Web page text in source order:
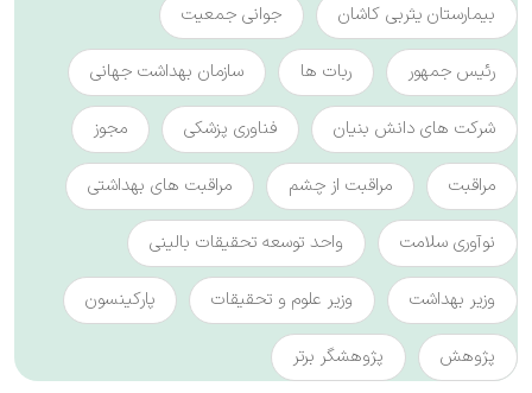
بیمارستان یثربی کاشان جوانی جمعیت
رئیس جمهور ربات ها سازمان بهداشت جهانی
شرکت های دانش بنیان فناوری پزشکی مجوز
مراقبت مراقبت از چشم مراقبت های بهداشتی
نوآوری سلامت واحد توسعه تحقیقات بالینی
وزیر بهداشت وزیر علوم و تحقیقات پارکینسون
پژوهش پژوهشگر برتر